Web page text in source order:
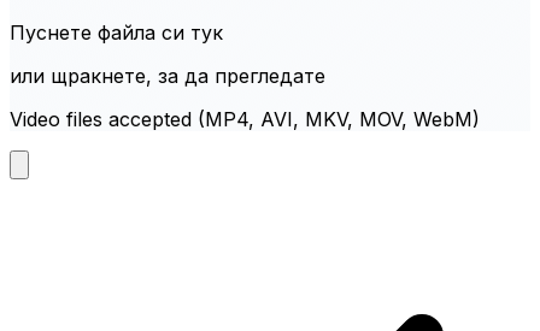
Пуснете файла си тук
или щракнете, за да прегледате
Video files accepted (MP4, AVI, MKV, MOV, WebM)